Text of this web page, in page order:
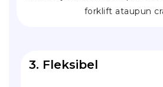
forklift ataupun
3. Fleksibel